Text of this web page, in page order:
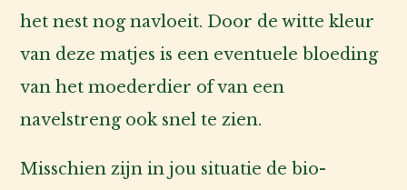
het nest nog navloeit. Door de witte kleur
van deze matjes is een eventuele bloeding
van het moederdier of van een
navelstreng ook snel te zien.
Misschien zijn in jou situatie de bio-